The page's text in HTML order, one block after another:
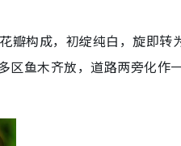
瓣构成，初绽纯白，旋即转
鱼木齐放，道路两旁化作